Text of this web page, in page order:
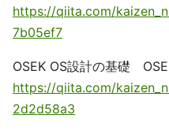
https://qiita.com/
7b05ef7
OSEK OS設計の基礎
https://qiita.com/
2d2d58a3